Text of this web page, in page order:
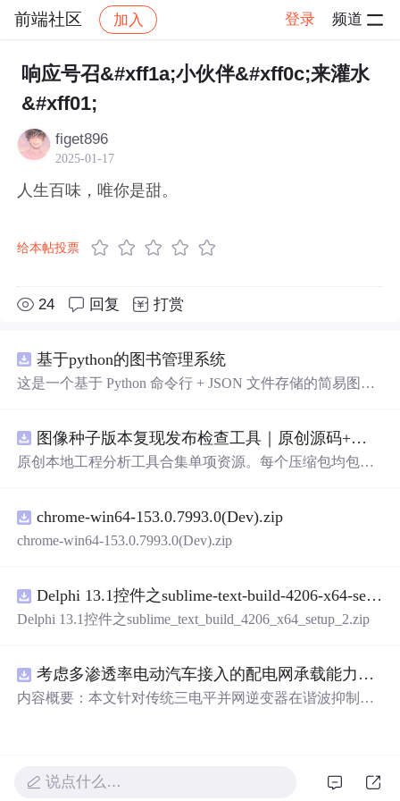
前端社区 加入 登录 频道
社区 前端社区 感慨 帖子详情
响应号召&#xff1a;小伙伴&#xff0c;来灌水
&#xff01;
figet896
2025-01-17
人生百味，唯你是甜。
给本帖投票
24 回复 打赏
基于python的图书管理系统
这是一个基于 Python 命令行 + JSON 文件存储的简易图书
添加、删除、修改、搜索（按书名/作者/ISBN），每本书
记录馆藏总数和当前可借数量。 学生管理：支持学生信息
过借阅上限、是否重复借阅；还书时自动判断是否逾期
（期限 30 天）；支持查看全部借阅记录、逾期记录和某人
→ 业务层 → 界面层），职责清晰，易于扩展或替换（比
如把 JSON 换成数据库只需改 storage.py）；数据保存在本
地 data/ 目录的 JSON 文件中，关闭程序数据不丢失
图像种子版本复现发布检查工具｜原创源码+测试+离线报告
原创本地工程分析工具合集单项资源。每个压缩包均包含
行效果图、README、运行说明、功能清单、MIT License
及原创授权声明。Node.js 18+ 可直接运行，零第三方运行
chrome-win64-153.0.7993.0(Dev).zip
chrome-win64-153.0.7993.0(Dev).zip
Delphi 13.1控件之sublime-text-build-4206-x64-setup-2.zip
Delphi 13.1控件之sublime_text_build_4206_x64_setup_2.zip
考虑多渗透率电动汽车接入的配电网承载能力评估研究（Matlab代码实现）
内容概要：本文针对传统三电平并网逆变器在谐波抑制、
馈控制，构建了一体化控制体系。通过理论分析与Simulink
仿真验证，该策略显著降低了并网电流谐波含量，提升了
说点什么…